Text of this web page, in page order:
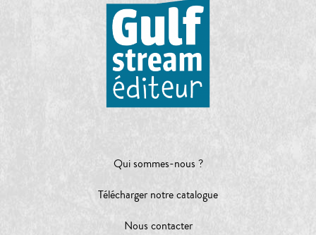
Qui sommes-nous ?
Télécharger notre catalogue
Nous contacter